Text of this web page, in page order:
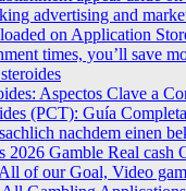
advertising and
on Application
times, you’ll save
Aspectos Clave a
(PCT): Guía Completa
nachdem einen
2026 Gamble Real cash
of our Goal, Video